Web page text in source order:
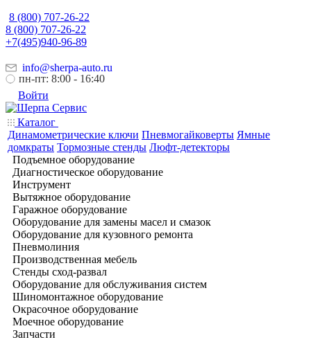
8 (800) 707-26-22
8 (800) 707-26-22
+7(495)940-96-89
info@sherpa-auto.ru
пн-пт: 8:00 - 16:40
Войти
Каталог
Динамометрические ключи Пневмогайковерты Ямные
домкраты Тормозные стенды Люфт-детекторы
Подъемное оборудование
Диагностическое оборудование
Инструмент
Вытяжное оборудование
Гаражное оборудование
Оборудование для замены масел и смазок
Оборудование для кузовного ремонта
Пневмолиния
Производственная мебель
Стенды сход-развал
Оборудование для обслуживания систем
Шиномонтажное оборудование
Окрасочное оборудование
Моечное оборудование
Запчасти